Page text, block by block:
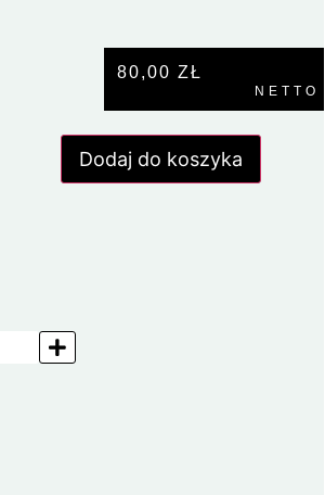
80,00 ZŁ
NETTO
Dodaj do koszyka